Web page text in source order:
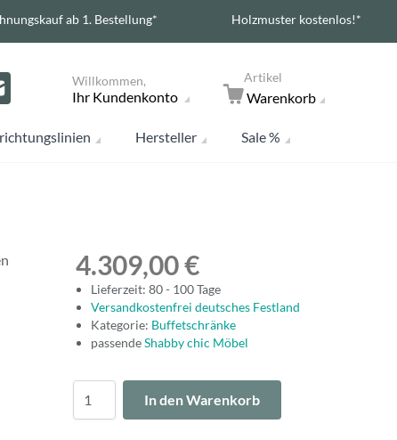
ab 1. Bestellung* Holzmuster kostenlos!*
Willkommen,
Ihr Kundenkonto
Artikel
Warenkorb
Hersteller Sale %
4.309,00 €
Lieferzeit: 80 - 100 Tage
Versandkostenfrei deutsches Festland
Kategorie: Buffetschränke
passendeShabby chic Möbel
In den Warenkorb